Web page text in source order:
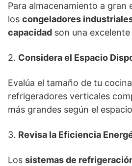
Para almacenamiento a gran
los congeladores
capacidad son una
2. Considera el Espacio
Evalúa el tamaño de tu
refrigeradores verticales
más grandes según el
3. Revisa la Eficiencia
Los sistemas de